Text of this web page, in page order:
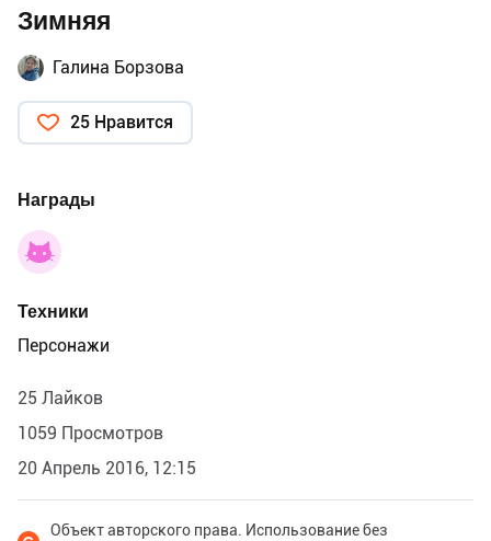
Зимняя
Галина Борзова
25 Нравится
Награды
Техники
Персонажи
25 Лайков
1059 Просмотров
20 Апрель 2016, 12:15
Объект авторского права. Использование без